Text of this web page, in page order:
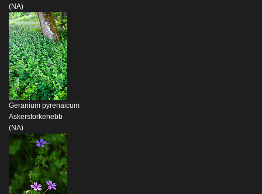
(NA)
Geranium pyrenaicum
Askerstorkenebb
(NA)